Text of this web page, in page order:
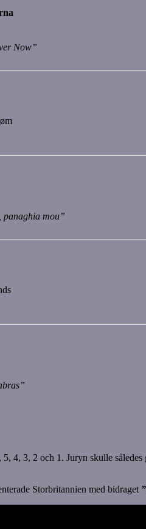
Now”
panaghia mou”
4, 3, 2 och 1. Juryn skulle
Storbritannien med bidraget